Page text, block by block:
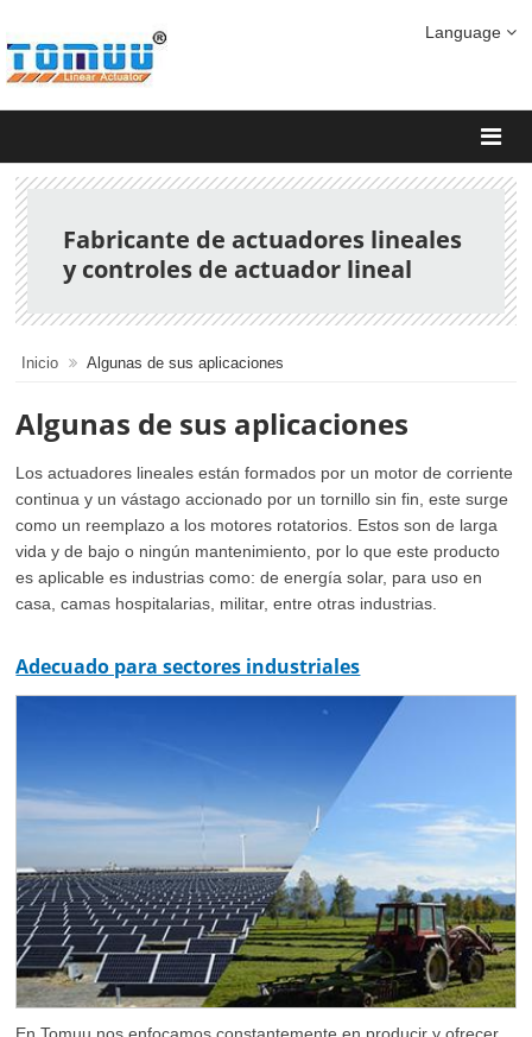
Language
Fabricante de actuadores lineales
y controles de actuador lineal
Inicio Algunas de sus aplicaciones
Algunas de sus aplicaciones
Los actuadores lineales están formados por un motor de corriente
continua y un vástago accionado por un tornillo sin fin, este surge
como un reemplazo a los motores rotatorios. Estos son de larga
vida y de bajo o ningún mantenimiento, por lo que este producto
es aplicable es industrias como: de energía solar, para uso en
casa, camas hospitalarias, militar, entre otras industrias.
Adecuado para sectores industriales